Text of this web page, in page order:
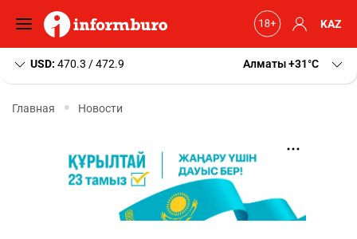
KAZ
USD: 470.3 / 472.9 Алматы+31 C
Главная Новости